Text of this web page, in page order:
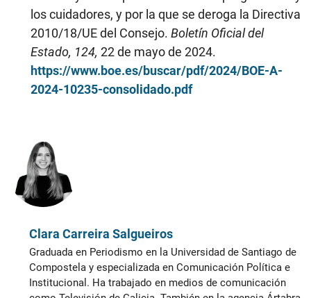
los cuidadores, y por la que se deroga la Directiva
2010/18/UE del Consejo. Boletín Oficial del
Estado, 124, 22 de mayo de 2024.
https://www.boe.es/buscar/pdf/2024/BOE-A-
2024-10235-consolidado.pdf
Clara Carreira Salgueiros
Graduada en Periodismo en la Universidad de Santiago de
Compostela y especializada en Comunicación Política e
Institucional. Ha trabajado en medios de comunicación